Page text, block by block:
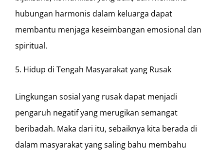
hubungan harmonis dalam keluarga dapat
membantu menjaga keseimbangan emosional dan
spiritual.
Hidup di Tengah Masyarakat yang Rusak
Lingkungan sosial yang rusak dapat menjadi
pengaruh negatif yang merugikan semangat
beribadah. Maka dari itu, sebaiknya kita berada di
dalam masyarakat yang saling bahu membahu